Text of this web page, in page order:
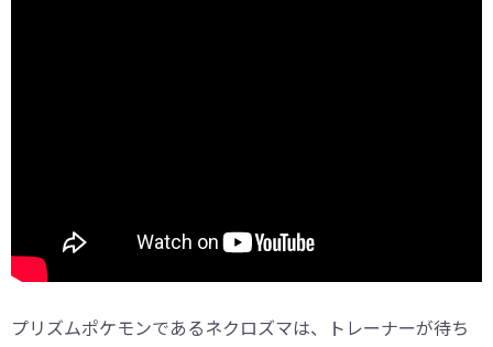
プリズムポケモンであるネクロズマは、トレーナーが待ち